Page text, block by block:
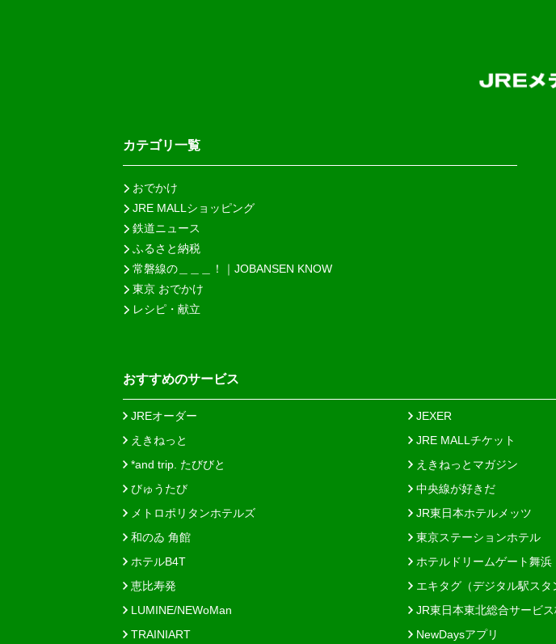
カテゴリ一覧
おでかけ
JRE MALLショッピング
鉄道ニュース
ふるさと納税
常磐線の＿＿＿！｜JOBANSEN KNOW
東京 おでかけ
レシピ・献立
おすすめのサービス
JREオーダー JEXER
えきねっと
JRE MALLチケット
*and trip. たびびと
えきねっとマガジン
びゅうたび
中央線が好きだ
メトロポリタンホテルズ
JR東日本ホテルメッツ
和のゐ 角館
東京ステーションホテル
ホテルB4T
ホテルドリームゲート舞浜
恵比寿発
エキタグ（デジタル駅スタ
LUMINE/NEWoMan
JR東日本東北総合サービス
TRAINIART
NewDaysアプリ